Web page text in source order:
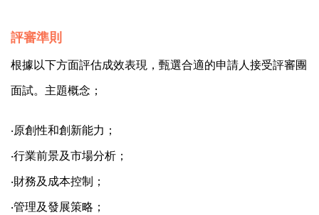
評審準則
根據以下方面評估成效表現，甄選合適的申請人接受評審團
面試。主題概念；
‧原創性和創新能力；
‧行業前景及市場分析；
‧財務及成本控制；
‧管理及發展策略；